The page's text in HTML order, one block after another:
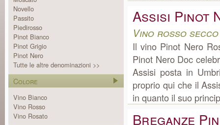
Novello
Passito
Piedirosso
Pinot Bianco
Pinot Grigio
Pinot Nero
Tutte le altre denominazioni >>
Colore
Vino Bianco
Vino Rosso
Vino Rosato
Assisi Pinot
Vino rosso
Il vino Pinot Nero
Pinot Nero Doc
Assisi posta in
proprio qui che il
in quanto il suo
Breganze